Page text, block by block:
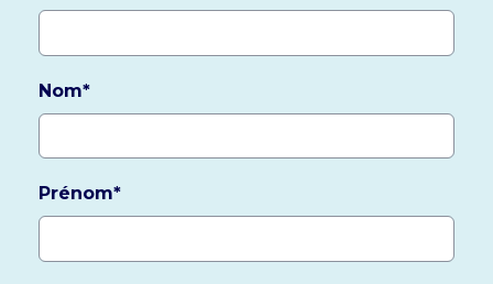
Nom*
Prénom*